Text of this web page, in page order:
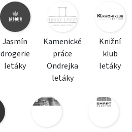
Jasmín
drogerie
letáky
Kamenické
práce
Ondrejka
letáky
Knižní
klub
letáky